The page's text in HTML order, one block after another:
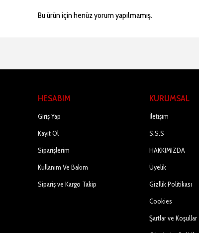
Bu ürün için henüz yorum yapılmamış.
HESABIM
Giriş Yap
Kayıt Ol
Siparişlerim
Kullanım Ve Bakım
Sipariş ve Kargo Takip
KURUMSAL
İletişim
S.S.S
HAKKIMIZDA
Üyelik
Gizllik Politikası
Cookies
Şartlar ve Koşullar